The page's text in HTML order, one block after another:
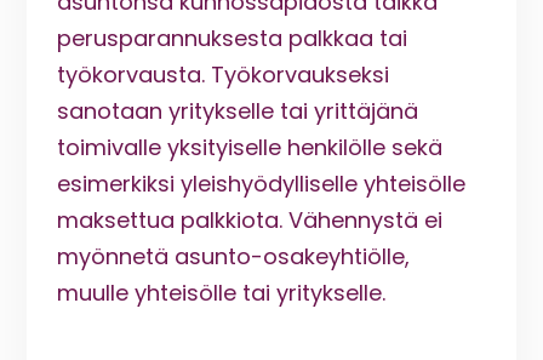
perusparannuksesta palkkaa tai
työkorvausta. Työkorvaukseksi
sanotaan yritykselle tai yrittäjänä
toimivalle yksityiselle henkilölle sekä
esimerkiksi yleishyödylliselle yhteisölle
maksettua palkkiota. Vähennystä ei
myönnetä asunto-osakeyhtiölle,
muulle yhteisölle tai yritykselle.